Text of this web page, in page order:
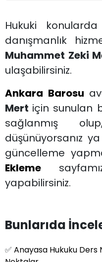
Hukuki
danışmanlık
Muhammet Zeki
ulaşabilirsiniz.
Ankara Barosu
Mert için sunulan
sağlanmış
düşünüyorsanız
güncelleme
Ekleme
yapabilirsiniz.
Bunlarıda
✅ Anayasa Hukuku Ders